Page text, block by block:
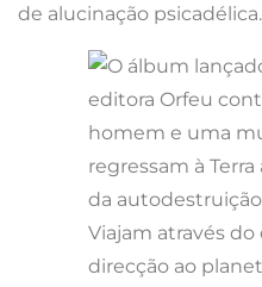
de alucinação psicadélica.